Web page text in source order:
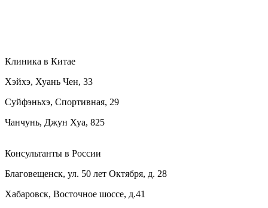
Клиника в Китае
Хэйхэ, Хуань Чен, 33
Суйфэньхэ, Спортивная, 29
Чанчунь, Джун Хуа, 825
Консультанты в России
Благовещенск, ул. 50 лет Октября, д. 28
Хабаровск, Восточное шоссе, д.41